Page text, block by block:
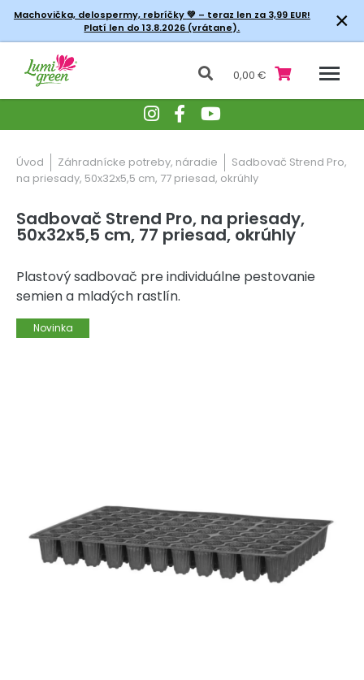
Machovička, delospermy, rebríčky💚 – teraz len za 3,99 EUR!
Platí len do 13.8.2026 (vrátane).
×
0,00 €
Úvod Záhradnícke potreby, náradie
Sadbovač Strend Pro,
na priesady, 50x32x5,5 cm, 77 priesad, okrúhly
Sadbovač Strend Pro, na priesady,
50x32x5,5 cm, 77 priesad, okrúhly
Plastový sadbovač pre individuálne pestovanie
semien a mladých rastlín.
Novinka